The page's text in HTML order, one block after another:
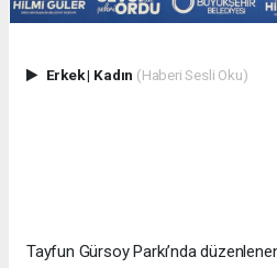
Erkek| Kadın (Haberi Sesli Oku)
Tayfun Gürsoy Parkı’nda